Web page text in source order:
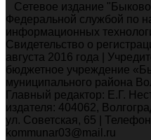
Сетевое издание
Федеральной службой по
информационных
Свидетельство о
августа 2016 года |
бюджетное учреждение
муниципального района
Главный редактор: Е.Г.
издателя: 404062,
ул. Советская, 65 |
kommunar03@mail.ru